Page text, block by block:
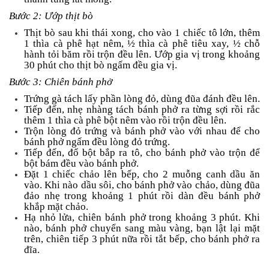
Bước 2: Ướp thịt bò
Thịt bò sau khi thái xong, cho vào 1 chiếc tô lớn, thêm
1 thìa cà phê hạt nêm, ½ thìa cà phê tiêu xay, ½ chỗ
hành tỏi băm rồi trộn đều lên. Ướp gia vị trong khoảng
30 phút cho thịt bò ngấm đều gia vị.
Bước 3: Chiên bánh phở
Trứng gà tách lấy phần lòng đỏ, dùng đũa đánh đều lên.
Tiếp đến, nhẹ nhàng tách bánh phở ra từng sợi rồi rắc
thêm 1 thìa cà phê bột nêm vào rồi trộn đều lên.
Trộn lòng đỏ trứng và bánh phở vào với nhau để cho
bánh phở ngấm đều lòng đỏ trứng.
Tiếp đến, đổ bột bắp ra tô, cho bánh phở vào trộn để
bột bám đều vào bánh phở.
Đặt 1 chiếc chảo lên bếp, cho 2 muỗng canh dầu ăn
vào. Khi nào dầu sôi, cho bánh phở vào chảo, dùng đũa
đảo nhẹ trong khoảng 1 phút rồi dàn đều bánh phở
khắp mặt chảo.
Hạ nhỏ lửa, chiên bánh phở trong khoảng 3 phút. Khi
nào, bánh phở chuyển sang màu vàng, bạn lật lại mặt
trên, chiên tiếp 3 phút nữa rồi tắt bếp, cho bánh phở ra
đĩa.